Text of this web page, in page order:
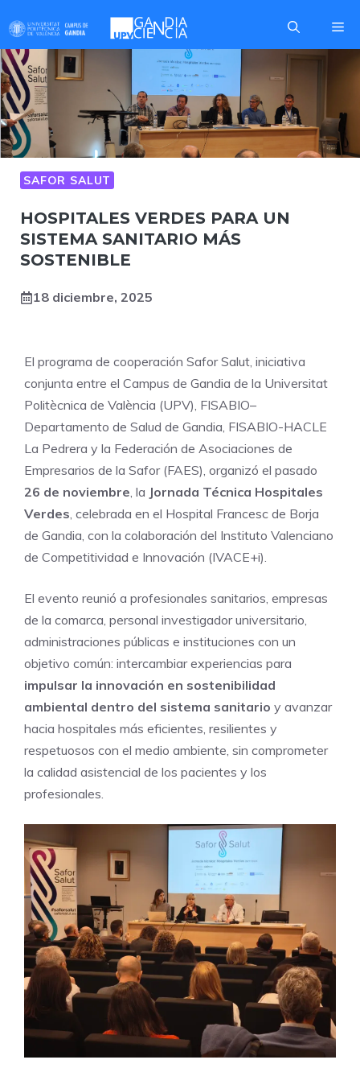
contenido
SAFOR SALUT
HOSPITALES VERDES PARA UN
SISTEMA SANITARIO MÁS
SOSTENIBLE
18 diciembre, 2025
El programa de cooperación Safor Salut, iniciativa
conjunta entre el Campus de Gandia de la Universitat
Politècnica de València (UPV), FISABIO–
Departamento de Salud de Gandia, FISABIO-HACLE
La Pedrera y la Federación de Asociaciones de
Empresarios de la Safor (FAES), organizó el pasado
26 de noviembre , la Jornada Técnica Hospitales
Verdes , celebrada en el Hospital Francesc de Borja
de Gandia, con la colaboración del Instituto Valenciano
de Competitividad e Innovación (IVACE+i).
El evento reunió a profesionales sanitarios, empresas
de la comarca, personal investigador universitario,
administraciones públicas e instituciones con un
objetivo común: intercambiar experiencias para
impulsar la innovación en sostenibilidad
ambiental dentro del sistema sanitario y avanzar
hacia hospitales más eficientes, resilientes y
respetuosos con el medio ambiente, sin comprometer
la calidad asistencial de los pacientes y los
profesionales.